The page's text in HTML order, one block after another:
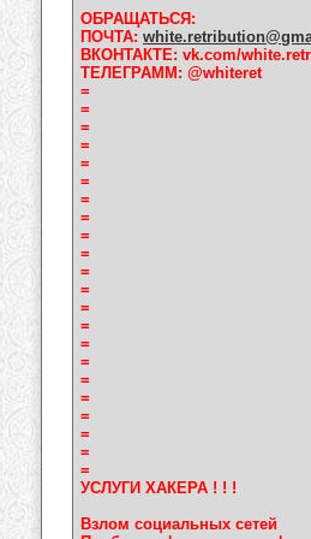
ОБРАЩАТЬСЯ:
ПОЧТА:
ВКОНТАКТЕ: vk.com/
ТЕЛЕГРАММ: @whiteret
=
=
=
=
=
=
=
=
=
=
=
=
=
=
=
=
=
=
=
=
=
=
УСЛУГИ ХАКЕРА ! ! !
Взлом социальных сетей